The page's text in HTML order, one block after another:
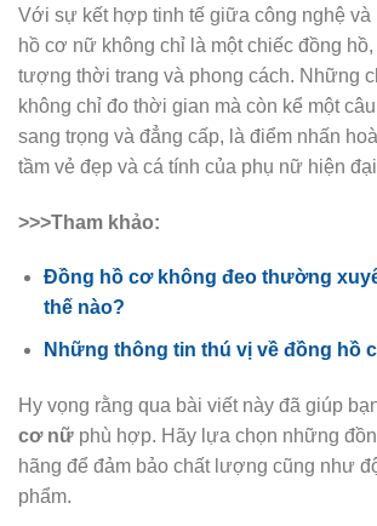
Với sự kết hợp tinh tế giữa công nghệ và
hồ cơ nữ không chỉ là một chiếc đồng
tượng thời trang và phong cách. Những
không chỉ đo thời gian mà còn kể một
sang trọng và đẳng cấp, là điểm nhấn
tầm vẻ đẹp và cá tính của phụ nữ hiện
>>>Tham khảo:
Đồng hồ cơ không đeo thường
thế nào?
Những thông tin thú vị về đồng hồ
Hy vọng rằng qua bài viết này đã giúp
cơ nữ phù hợp. Hãy lựa chọn những
hãng để đảm bảo chất lượng cũng như
phẩm.